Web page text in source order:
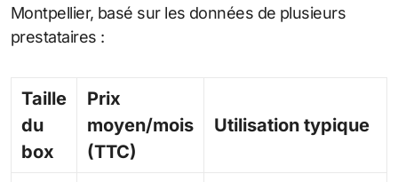
Montpellier, basé sur les données de plusieurs
prestataires :
Taille
du
box
Prix
moyen/mois
(TTC)
Utilisation typique